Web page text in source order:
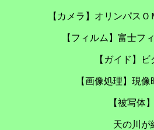
【カメラ】オリンパス
【フィルム】富士
【ガイド】
【画像処理】現
【被写体
天の川が